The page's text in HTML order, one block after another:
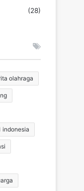
(28)
olahraga
indonesia